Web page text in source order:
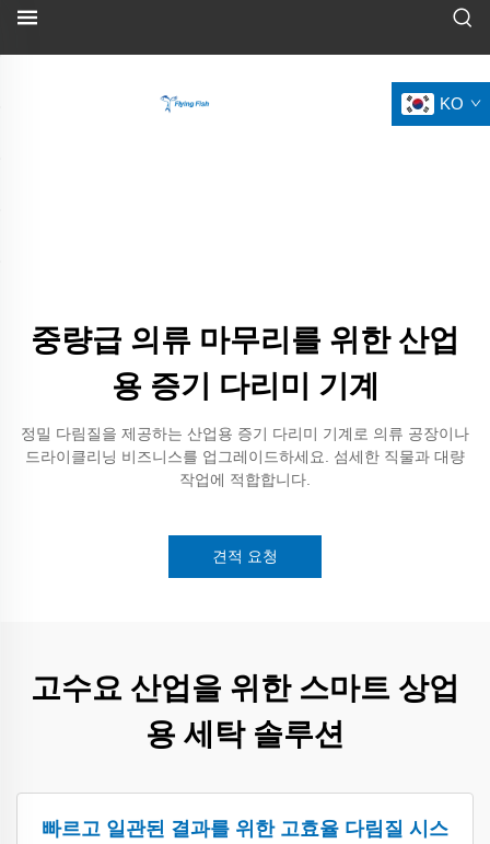
KO
중량급 의류 마무리를 위한 산업
용 증기 다리미 기계
정밀 다림질을 제공하는 산업용 증기 다리미 기계로 의류 공장이나
드라이클리닝 비즈니스를 업그레이드하세요. 섬세한 직물과 대량
작업에 적합합니다.
견적 요청
고수요 산업을 위한 스마트 상업
용 세탁 솔루션
빠르고 일관된 결과를 위한 고효율 다림질 시스